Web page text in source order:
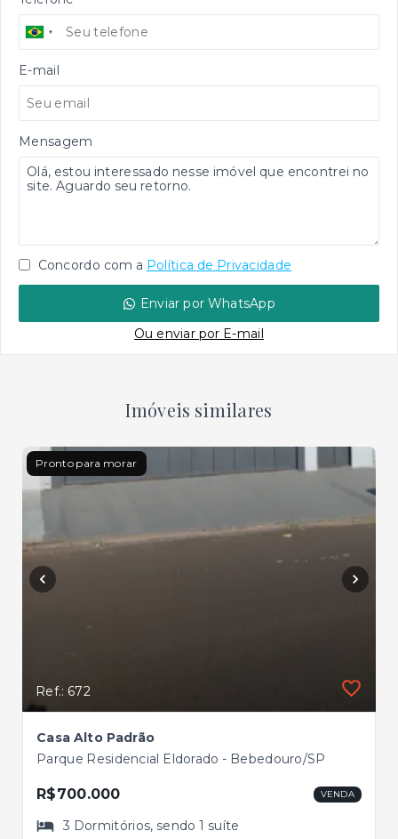
E-mail
Mensagem
Concordo com a Política de Privacidade
Enviar por WhatsApp
Ou enviar por E-mail
Imóveis similares
Pronto para morar
Ref.: 672
Casa Alto Padrão
Parque Residencial Eldorado - Bebedouro/SP
R$700.000 VENDA
3 Dormitórios, sendo1 suíte